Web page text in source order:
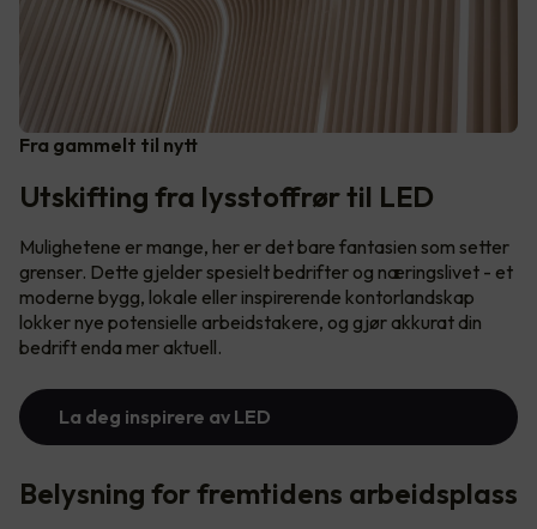
Fra gammelt til nytt
Utskifting fra lysstoffrør til LED
Mulighetene er mange, her er det bare fantasien som setter
grenser. Dette gjelder spesielt bedrifter og næringslivet - et
moderne bygg, lokale eller inspirerende kontorlandskap
lokker nye potensielle arbeidstakere, og gjør akkurat din
bedrift enda mer aktuell.
La deg inspirere av LED
Belysning for fremtidens arbeidsplass